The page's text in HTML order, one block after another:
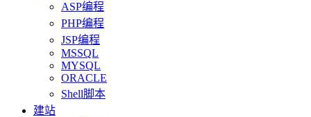
ASP编程
PHP编程
JSP编程
MSSQL
MYSQL
ORACLE
Shell脚本
建站